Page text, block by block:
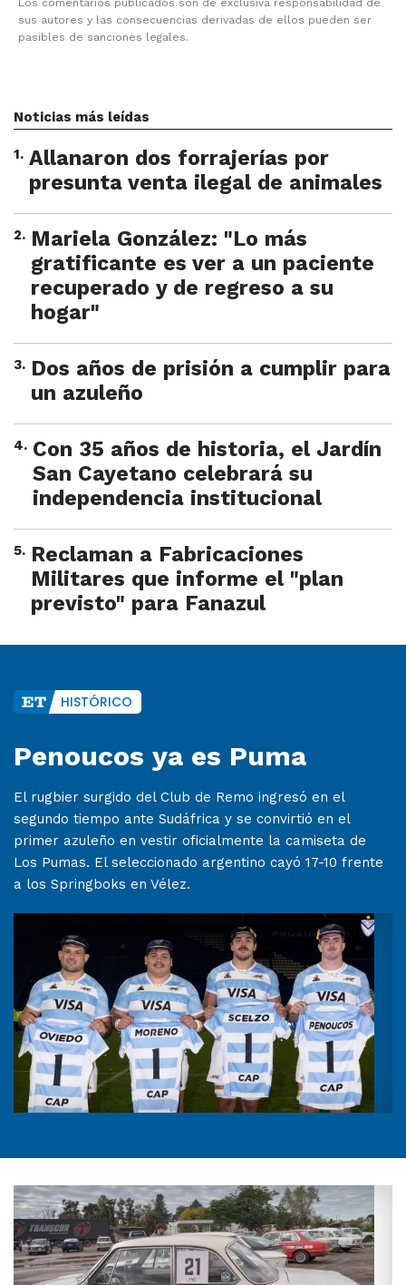
Los comentarios publicados son de exclusiva responsabilidad de
sus autores y las consecuencias derivadas de ellos pueden ser
pasibles de sanciones legales.
Noticias más leídas
1. Allanaron dos forrajerías por
presunta venta ilegal de animales
2. Mariela González: "Lo más
gratificante es ver a un paciente
recuperado y de regreso a su
hogar"
3. Dos años de prisión a cumplir para
un azuleño
4. Con 35 años de historia, el Jardín
San Cayetano celebrará su
independencia institucional
5. Reclaman a Fabricaciones
Militares que informe el "plan
previsto" para Fanazul
HISTÓRICO
Penoucos ya es Puma
El rugbier surgido del Club de Remo ingresó en el
segundo tiempo ante Sudáfrica y se convirtió en el
primer azuleño en vestir oficialmente la camiseta de
Los Pumas. El seleccionado argentino cayó 17-10 frente
a los Springboks en Vélez.